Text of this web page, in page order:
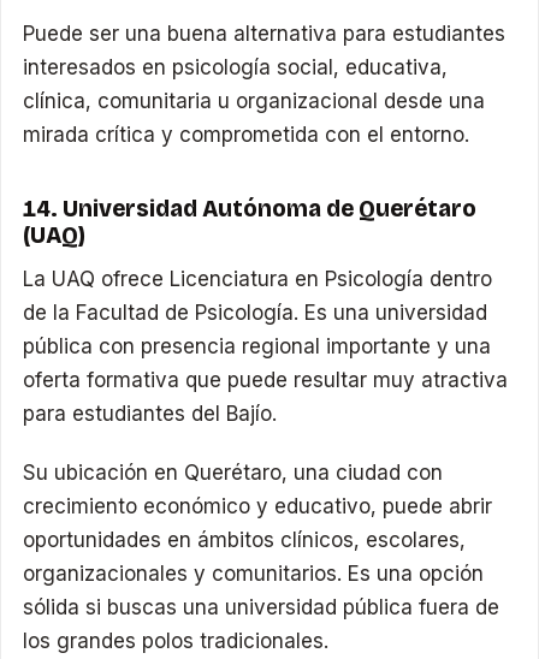
Puede ser una buena alternativa para estudiantes
interesados en psicología social, educativa,
clínica, comunitaria u organizacional desde una
mirada crítica y comprometida con el entorno.
14. Universidad Autónoma de Querétaro
(UAQ)
La UAQ ofrece Licenciatura en Psicología dentro
de la Facultad de Psicología. Es una universidad
pública con presencia regional importante y una
oferta formativa que puede resultar muy atractiva
para estudiantes del Bajío.
Su ubicación en Querétaro, una ciudad con
crecimiento económico y educativo, puede abrir
oportunidades en ámbitos clínicos, escolares,
organizacionales y comunitarios. Es una opción
sólida si buscas una universidad pública fuera de
los grandes polos tradicionales.